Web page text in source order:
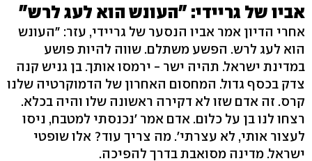
אביו של גריידי: "העונש הוא לעג לרש"
אחרי הדיון אמר אביו הנסער של גריידי, עזר: "העונש
הוא לעג לרש. הפשע משתלם. שווה להיות פושע
במדינת ישראל. תהיה ישר - ירמסו אותך. בן גניש קנה
צדק בכסף גדול. המחסום האחרון של הדמוקרטיה שלנו
קרס. זה אדם שזו לא דקירה ראשונה שלו והיה בכלא.
רצחו לנו בן על כלום. אדם אמר 'נכנסתי למטבח, ניסו
לעצור אותי, לא עצרתי'. מה צריך עוד? אלו שופטי
ישראל. מדינה מסואבת בדרך להפיכה.